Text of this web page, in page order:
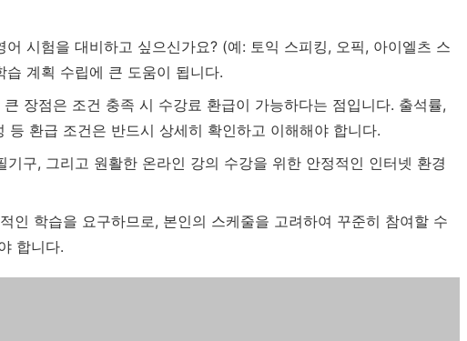
어 시험을 대비하고 싶으신가요? (예: 토익 스피킹, 오픽, 아이엘츠 스
계획 수립에 큰 도움이 됩니다.
장점은 조건 충족 시 수강료 환급이 가능하다는 점입니다. 출석률,
등 환급 조건은 반드시 상세히 확인하고 이해해야 합니다.
기구, 그리고 원활한 온라인 강의 수강을 위한 안정적인 인터넷 환경
인 학습을 요구하므로, 본인의 스케줄을 고려하여 꾸준히 참여할 수
합니다.